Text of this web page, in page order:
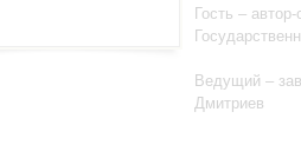
Гость –
Ведущий –
Дмитриев